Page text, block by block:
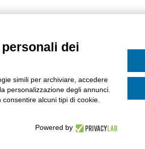
CIRCOLARI
dei
simili per archiviare, accedere
personalizzazione degli annunci.
alcuni tipi di cookie.
Powered by